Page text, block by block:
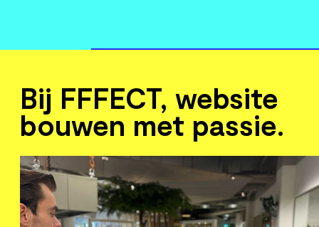
Bij FFFECT, website
bouwen met passie.